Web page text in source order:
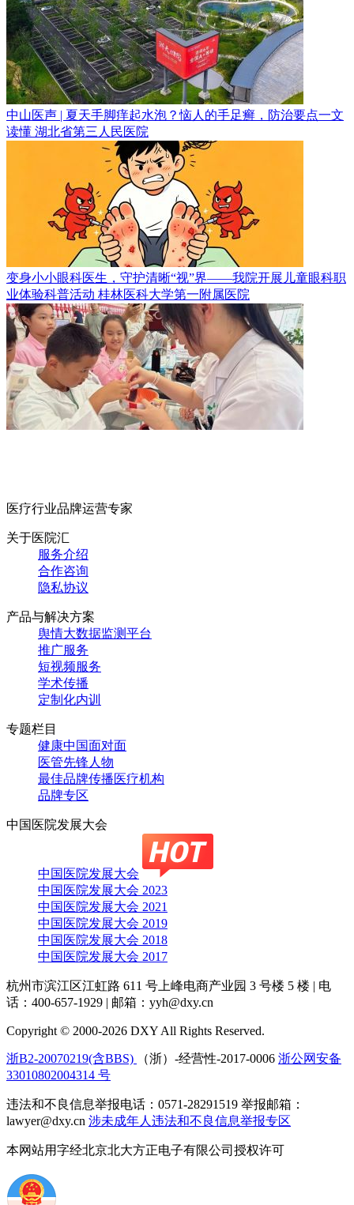
中山医声 | 夏天手脚痒起水泡？恼人的手足癣，防治要点一文
读懂 湖北省第三人民医院
变身小小眼科医生，守护清晰“视”界——我院开展儿童眼科职
业体验科普活动 桂林医科大学第一附属医院
医疗行业品牌运营专家
关于医院汇
服务介绍
合作咨询
隐私协议
产品与解决方案
舆情大数据监测平台
推广服务
短视频服务
学术传播
定制化内训
专题栏目
健康中国面对面
医管先锋人物
最佳品牌传播医疗机构
品牌专区
中国医院发展大会
中国医院发展大会
中国医院发展大会 2023
中国医院发展大会 2021
中国医院发展大会 2019
中国医院发展大会 2018
中国医院发展大会 2017
杭州市滨江区江虹路 611 号上峰电商产业园 3 号楼 5 楼 | 电
话：400-657-1929 | 邮箱：yyh@dxy.cn
Copyright © 2000-2026 DXY All Rights Reserved.
浙B2-20070219(含BBS) （浙）-经营性-2017-0006 浙公网安备
33010802004314 号
违法和不良信息举报电话：0571-28291519 举报邮箱：
lawyer@dxy.cn 涉未成年人违法和不良信息举报专区
本网站用字经北京北大方正电子有限公司授权许可